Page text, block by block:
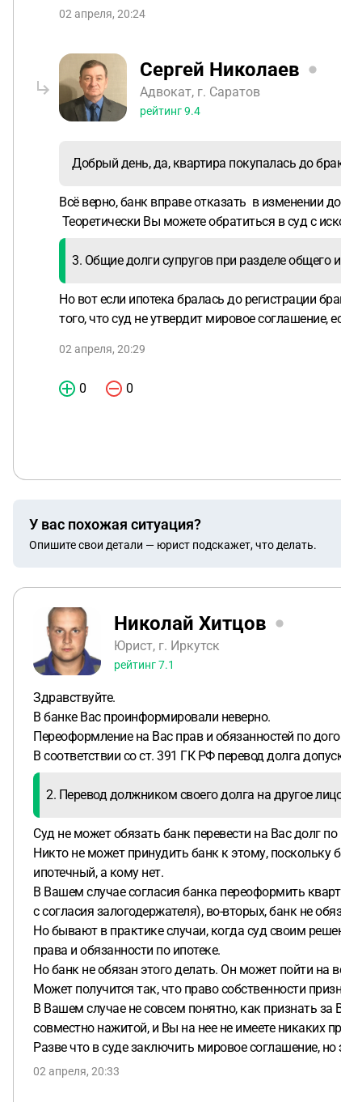
02 апреля, 20:24
Сергей Николаев
Адвокат, г. Саратов
рейтинг9.4
Добрый день, да, квартира покупалась до
Всё верно, банк вправе отказать в изменении
Теоретически Вы можете обратиться в суд с
3. Общие долги супругов при разделе
Но вот если ипотека бралась до регистрации
того, что суд не утвердит мировое соглашение,
02 апреля, 20:29
0 0
У вас похожая ситуация?
Опишите свои детали — юрист подскажет, что делать.
Николай Хитцов
Юрист, г. Иркутск
рейтинг7.1
Здравствуйте.
В банке Вас проинформировали неверно.
Переоформление на Вас прав и обязанностей по
В соответствии со ст. 391 ГК РФ перевод долга
2. Перевод должником своего долга на другое
Суд не может обязать банк перевести на Вас долг
Никто не может принудить банк к этому, поскольку
ипотечный, а кому нет.
В Вашем случае согласия банка переоформить
с согласия залогодержателя), во-вторых, банк не
Но бывают в практике случаи, когда суд своим
права и обязанности по ипотеке.
Но банк не обязан этого делать. Он может пойти на
Может получится так, что право собственности
В Вашем случае не совсем понятно, как признать за
совместно нажитой, и Вы на нее не имеете никаких
Разве что в суде заключить мировое соглашение, но
02 апреля, 20:33